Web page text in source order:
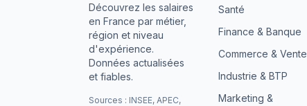
Découvrez les salaires
en France par métier,
région et niveau
d'expérience.
Données actualisées
et fiables.
Sources : INSEE, APEC,
Santé
Finance & Banque
Commerce & Vente
Industrie & BTP
Marketing &